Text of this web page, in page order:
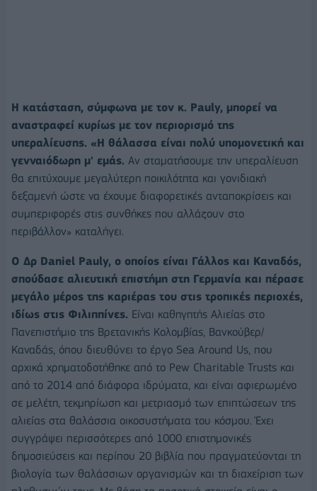
Η κατάσταση, σύμφωνα με τον κ. Pauly, μπορεί να
αναστραφεί κυρίως με τον περιορισμό της
υπεραλίευσης. «Η θάλασσα είναι πολύ υπομονετική και
γενναιόδωρη μ' εμάς. Αν σταματήσουμε την υπεραλίευση
θα επιτύχουμε μεγαλύτερη ποικιλότητα και γονιδιακή
δεξαμενή ώστε να έχουμε διαφορετικές ανταποκρίσεις και
συμπεριφορές στις συνθήκες που αλλάζουν στο
περιβάλλον» καταλήγει.
Ο Δρ Daniel Pauly, ο οποίος είναι Γάλλος και Καναδός,
σπούδασε αλιευτική επιστήμη στη Γερμανία και πέρασε
μεγάλο μέρος της καριέρας του στις τροπικές περιοχές,
ιδίως στις Φιλιππίνες. Είναι καθηγητής Αλιείας στο
Πανεπιστήμιο της Βρετανικής Κολομβίας, Βανκούβερ/
Καναδάς, όπου διευθύνει το έργο Sea Around Us, που
αρχικά χρηματοδοτήθηκε από το Pew Charitable Trusts και
από το 2014 από διάφορα ιδρύματα, και είναι αφιερωμένο
σε μελέτη, τεκμηρίωση και μετριασμό των επιπτώσεων της
αλιείας στα θαλάσσια οικοσυστήματα του κόσμου. Έχει
συγγράψει περισσότερες από 1000 επιστημονικές
δημοσιεύσεις και περίπου 20 βιβλία που πραγματεύονται τη
βιολογία των θαλάσσιων οργανισμών και τη διαχείριση των